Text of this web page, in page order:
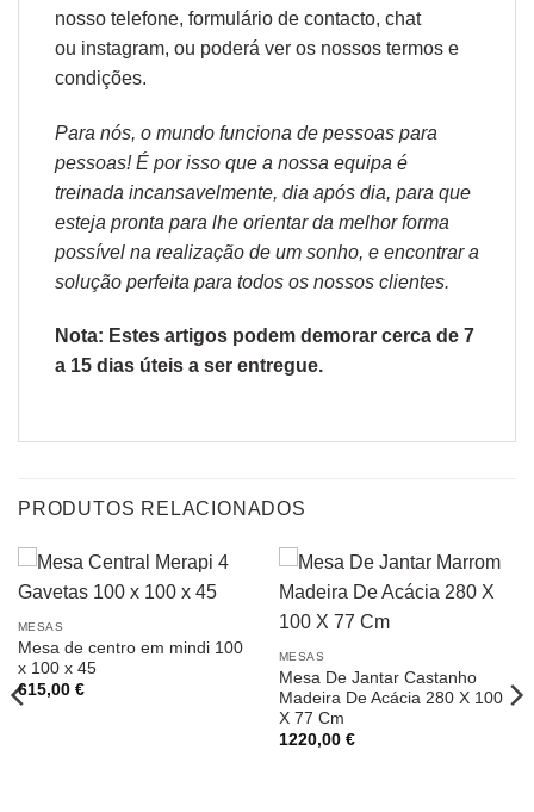
nosso telefone, formulário de contacto, chat
ou instagram, ou poderá ver os nossos termos e
condições.
Para nós, o mundo funciona de pessoas para
pessoas! É por isso que a nossa equipa é
treinada incansavelmente, dia após dia, para que
esteja pronta para lhe orientar da melhor forma
possível na realização de um sonho, e encontrar a
solução perfeita para todos os nossos clientes.
Nota: Estes artigos podem demorar cerca de 7
a 15 dias úteis a ser entregue.
PRODUTOS RELACIONADOS
MESAS
Mesa de centro em mindi 100
x 100 x 45
615,00 €
MESAS
Mesa De Jantar Castanho
Madeira De Acácia 280 X 100
X 77 Cm
1220,00 €